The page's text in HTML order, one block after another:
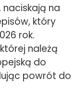
naciskają na
który
rok.
należą
do
powrót do